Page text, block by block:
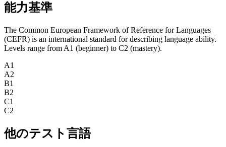
能力基準
The Common European Framework of Reference for Languages
(CEFR) is an international standard for describing language ability.
Levels range from A1 (beginner) to C2 (mastery).
A1
A2
B1
B2
C1
C2
他のテスト言語